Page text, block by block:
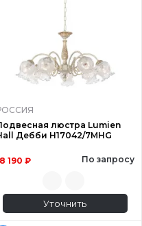
люстра Lumien
Дебби H17042/7MHG
190 ₽ По запросу
Уточнить